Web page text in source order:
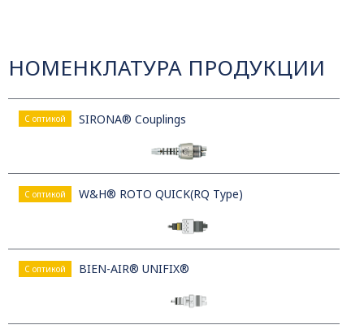
НОМЕНКЛАТУРА ПРОДУКЦИИ
С оптикой SIRONA® Couplings
С оптикой W&H® ROTO QUICK(RQ Type)
С оптикой BIEN-AIR® UNIFIX®